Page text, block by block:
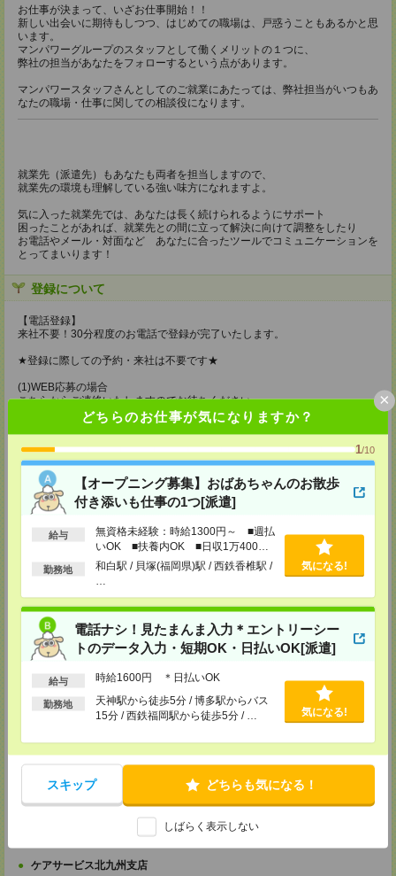
どちらのお仕事が気になりますか？
1/10
【オープニング募集】おばあちゃんのお散歩
付き添いも仕事の1つ[派遣]
給与
無資格未経験：時給1300円～ ■週払
いOK ■扶養内OK ■日収1万400円
以上
勤務地
和白駅 / 貝塚(福岡県)駅 / 西鉄香椎駅 /
気になる!
電話ナシ！見たまんま入力＊エントリーシー
トのデータ入力・短期OK・日払いOK[派遣]
給与 時給1600円 ＊日払いOK
勤務地
天神駅から徒歩5分 / 博多駅からバス
15分 / 西鉄福岡駅から徒歩5分 / …
気になる!
スキップ どちらも気になる！
しばらく表示しない
×
お仕事が決まって、いざお仕事開始！！
新しい出会いに期待もしつつ、はじめての職場は、戸惑うこともあるかと思
います。
マンパワーグループのスタッフとして働くメリットの１つに、
弊社の担当があなたをフォローするという点があります。
マンパワースタッフさんとしてのご就業にあたっては、弊社担当がいつもあ
なたの職場・仕事に関しての相談役になります。
就業先（派遣先）もあなたも両者を担当しますので、
就業先の環境も理解している強い味方になれますよ。
気に入った就業先では、あなたは長く続けられるようにサポート
困ったことがあれば、就業先との間に立って解決に向けて調整をしたり
お電話やメール・対面など あなたに合ったツールでコミュニケーションを
とってまいります！
登録について
【電話登録】
来社不要！30分程度のお電話で登録が完了いたします。
★登録に際しての予約・来社は不要です★
(1)WEB応募の場合
こちらからご連絡いたしますのでお待ちください。
ご応募頂いた後、案内メールをお送りしますので
内容をご確認ください。
(2)電話応募の場合
お時間のあるときにお電話にてご応募いただければ
その場で登録も可能です。
持ち物
【電話登録】
弊社HPよりマイページ作成をお願いします
電話での登録の際に、マイページ作成をいただいた旨をお伝えください。
【電話登録】30分程度
・経験やご希望などをインタビュー
・お仕事のご紹介など
ケアサービス鹿児島支店
TEL：099-239-1070
担当：採用担当
ケアサービス福岡支店
〒812-0024 福岡県福岡市博多区綱場町4-11 パシフィックコート博
ケアサービス北九州支店